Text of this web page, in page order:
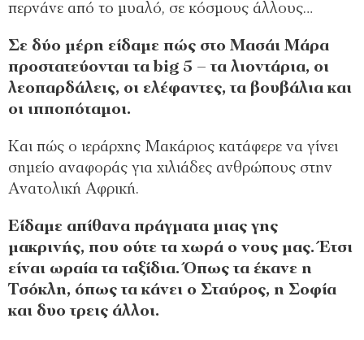
περνάνε από το μυαλό, σε κόσμους άλλους…
Σε δύο μέρη είδαμε πώς στο Μασάι Μάρα
προστατεύονται τα big 5 – τα λιοντάρια, οι
λεοπαρδάλεις, οι ελέφαντες, τα βουβάλια και
οι ιπποπόταμοι.
Και πώς ο ιεράρχης Μακάριος κατάφερε να γίνει
σημείο αναφοράς για χιλιάδες ανθρώπους στην
Ανατολική Αφρική.
Είδαμε απίθανα πράγματα μιας γης
μακρινής, που ούτε τα χωρά ο νους μας. Έτσι
είναι ωραία τα ταξίδια. Όπως τα έκανε η
Τσόκλη, όπως τα κάνει ο Σταύρος, η Σοφία
και δυο τρεις άλλοι.